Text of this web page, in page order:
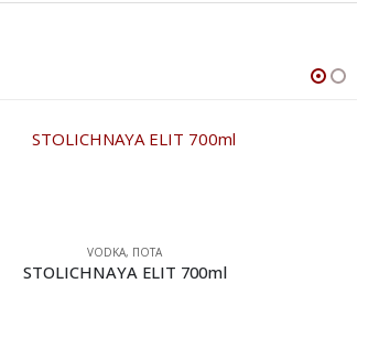
VODKA, ΠΟΤΑ
STOLICHNAYA ELIT 700ml